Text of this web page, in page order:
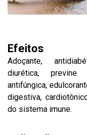
Efeitos
Adoçante,
diurética, previne
antifúngica,
digestiva,
do sistema imune.